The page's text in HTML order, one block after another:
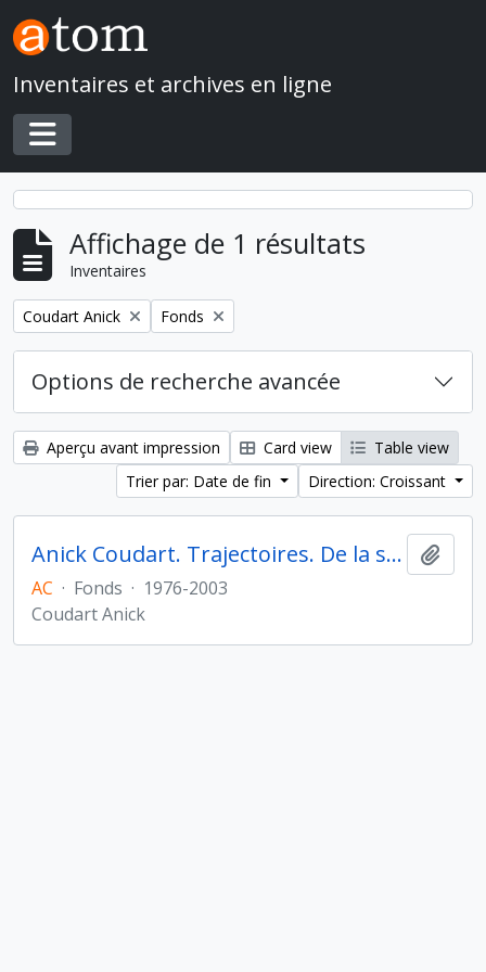
Skip to main content
Inventaires et archives en ligne
Toggle navigation
Affichage de 1 résultats
Inventaires
Remove filter:
Coudart Anick Remove filter:
Fonds
Options de recherche avancée
Aperçu avant impression Card view
Table view
Trier par: Date de fin
Direction: Croissant
Anick Coudart. Trajectoires. De la sédentarisation à l'État
AC · Fonds · 1976-2003
Coudart Anick